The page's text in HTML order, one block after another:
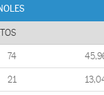
74
21